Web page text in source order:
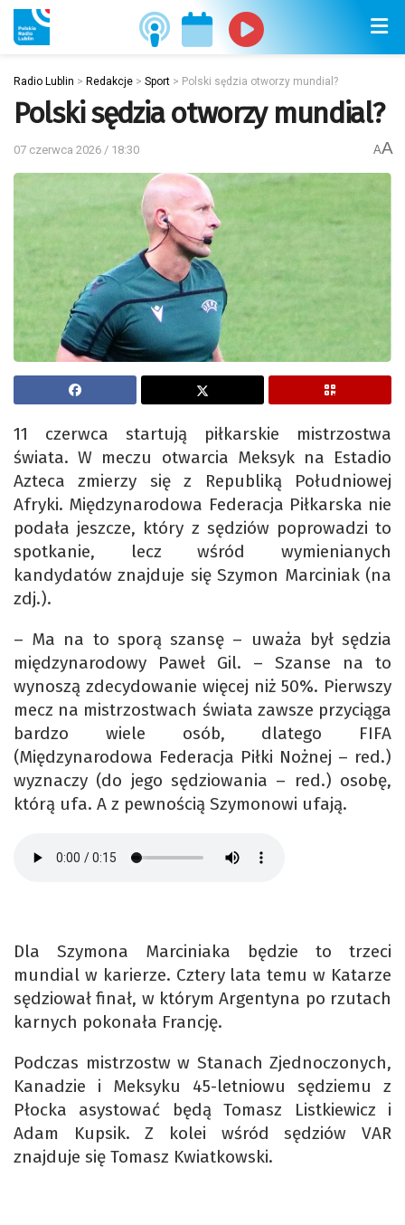
Radio Lublin > Redakcje > Sport > Polski sędzia otworzy mundial?
Polski sędzia otworzy mundial?
07 czerwca 2026 / 18:30 AA
11 czerwca startują piłkarskie mistrzostwa
świata. W meczu otwarcia Meksyk na Estadio
Azteca zmierzy się z Republiką Południowej
Afryki. Międzynarodowa Federacja Piłkarska nie
podała jeszcze, który z sędziów poprowadzi to
spotkanie, lecz wśród wymienianych
kandydatów znajduje się Szymon Marciniak (na
zdj.).
– Ma na to sporą szansę – uważa był sędzia
międzynarodowy Paweł Gil. – Szanse na to
wynoszą zdecydowanie więcej niż 50%. Pierwszy
mecz na mistrzostwach świata zawsze przyciąga
bardzo wiele osób, dlatego FIFA
(Międzynarodowa Federacja Piłki Nożnej – red.)
wyznaczy (do jego sędziowania – red.) osobę,
którą ufa. A z pewnością Szymonowi ufają.
Dla Szymona Marciniaka będzie to trzeci
mundial w karierze. Cztery lata temu w Katarze
sędziował finał, w którym Argentyna po rzutach
karnych pokonała Francję.
Podczas mistrzostw w Stanach Zjednoczonych,
Kanadzie i Meksyku 45-letniowu sędziemu z
Płocka asystować będą Tomasz Listkiewicz i
Adam Kupsik. Z kolei wśród sędziów VAR
znajduje się Tomasz Kwiatkowski.